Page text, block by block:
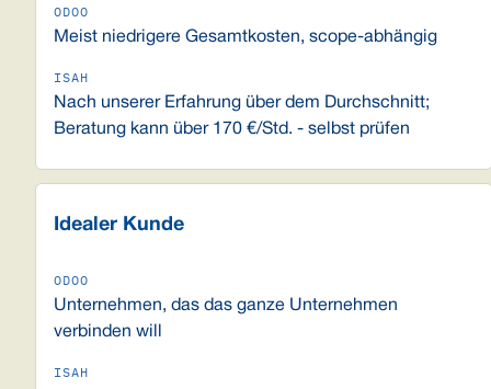
Meist niedrigere Gesamtkosten, scope-abhängig
Nach unserer Erfahrung über dem Durchschnitt;
Beratung kann über 170 €/Std. - selbst prüfen
Idealer Kunde
Unternehmen, das das ganze Unternehmen
verbinden will